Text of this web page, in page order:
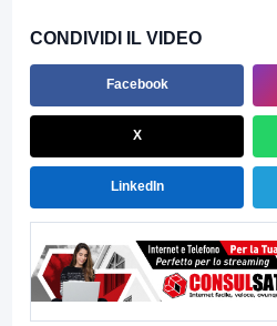
CONDIVIDI IL VIDEO
Facebook
X
LinkedIn